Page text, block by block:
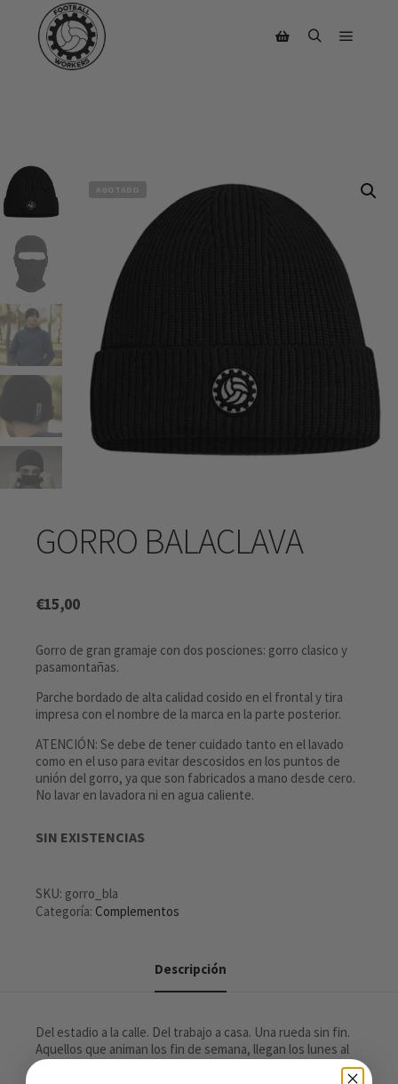
AGOTADO
GORRO BALACLAVA
€15,00
Gorro de gran gramaje con dos posciones: gorro clasico y
pasamontañas.
Parche bordado de alta calidad cosido en el frontal y tira
impresa con el nombre de la marca en la parte posterior.
ATENCIÓN: Se debe de tener cuidado tanto en el lavado
como en el uso para evitar descosidos en los puntos de
unión del gorro, ya que son fabricados a mano desde cero.
No lavar en lavadora ni en agua caliente.
SIN EXISTENCIAS
SKU: gorro_bla
Categoría: Complementos
Descripción
Del estadio a la calle. Del trabajo a casa. Una rueda sin fin.
Aquellos que animan los fin de semana, llegan los lunes al
curro de resaca y tienen que afrontar los siguientes siete